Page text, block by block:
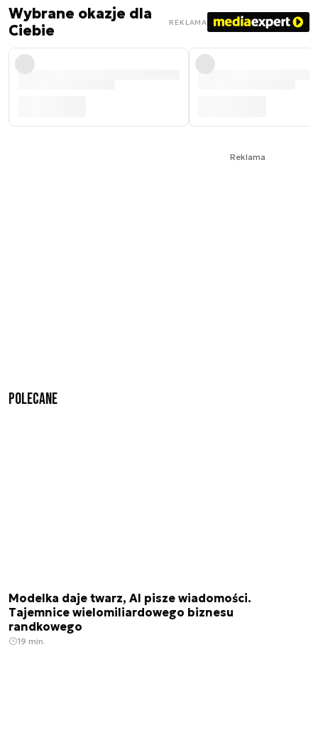
Wybrane okazje dla
Ciebie
REKLAMA
Reklama
Polecane
Modelka daje twarz, AI pisze wiadomości.
Tajemnice wielomiliardowego biznesu
randkowego
19 min.